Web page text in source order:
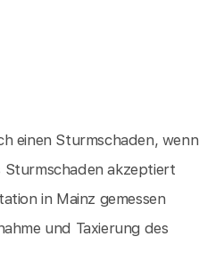
einen Sturmschaden, wenn
Sturmschaden akzeptiert
in Mainz gemessen
und Taxierung des